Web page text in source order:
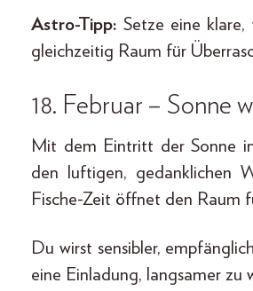
Astro-Tipp: Setze eine klare,
gleichzeitig Raum für
18. Februar – Sonne
Mit dem Eintritt der Sonne
den luftigen, gedanklichen
Fische-Zeit öffnet den Raum
Du wirst sensibler,
eine Einladung, langsamer zu